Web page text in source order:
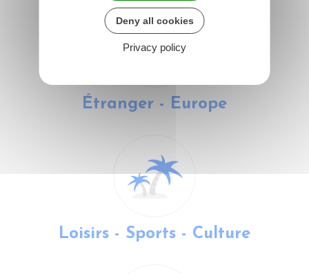
Étranger - Europe
Loisirs - Sports - Culture
Deny all cookies
Privacy policy